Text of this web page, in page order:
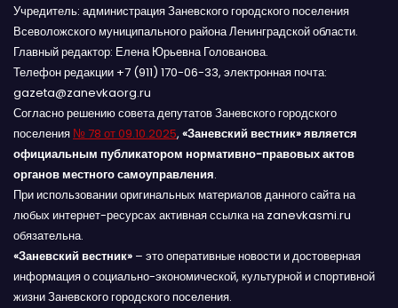
Учредитель: администрация Заневского городского поселения
Всеволожского муниципального района Ленинградской области.
Главный редактор: Елена Юрьевна Голованова.
Телефон редакции +7 (911) 170-06-33, электронная почта:
gazeta@zanevkaorg.ru
Согласно решению совета депутатов Заневского городского
поселения № 78 от 09.10.2025, «Заневский вестник» является
официальным публикатором нормативно-правовых актов
органов местного самоуправления.
При использовании оригинальных материалов данного сайта на
любых интернет-ресурсах активная ссылка на zanevkasmi.ru
обязательна.
«Заневский вестник» – это оперативные новости и достоверная
информация о социально-экономической, культурной и спортивной
жизни Заневского городского поселения.